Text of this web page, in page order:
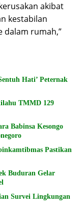
akibat
kestabilan
dalam rumah,”
Hati’ Peternak
TMMD 129
Babinsa Kesongo
Pastikan
Buduran Gelar
Survei Lingkungan